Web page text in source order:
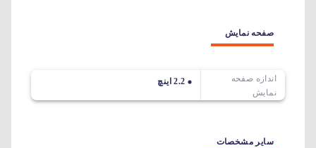
صفحه نمایش
اندازه صفحه
نمایش
2.2 اینچ
سایر مشخصات